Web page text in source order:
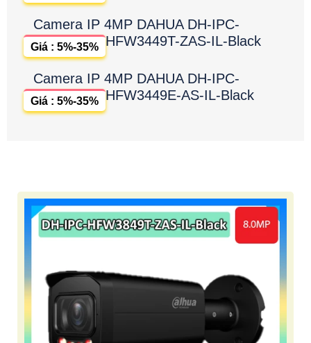
Camera IP 4MP DAHUA DH-IPC-
HFW3449T-ZAS-IL-Black
Giá : 5%-35%
Camera IP 4MP DAHUA DH-IPC-
HFW3449E-AS-IL-Black
Giá : 5%-35%